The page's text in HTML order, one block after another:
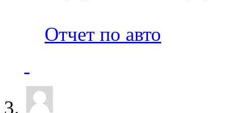
Отчет по авто